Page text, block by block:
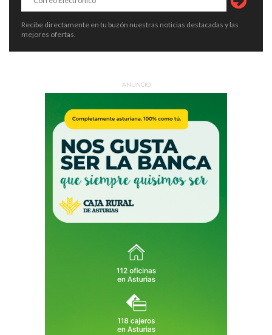
Recibe directamente en tu buzón nuestras noticias destacadas y las
mejores ofertas.
ANUNCIO